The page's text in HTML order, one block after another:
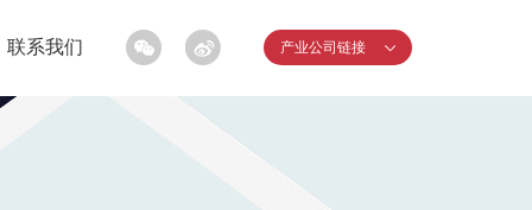
联系我们 产业公司链接